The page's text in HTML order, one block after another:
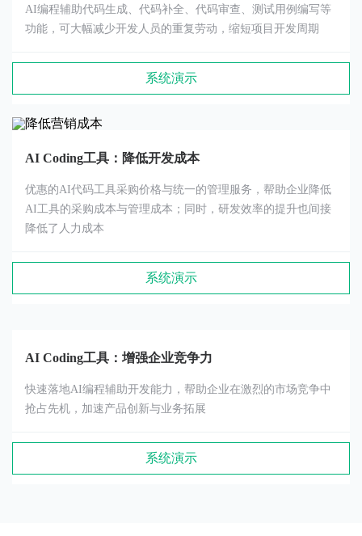
AI编程辅助代码生成、代码补全、代码审查、测试用例编写等
功能，可大幅减少开发人员的重复劳动，缩短项目开发周期
系统演示
AI Coding工具：降低开发成本
优惠的AI代码工具采购价格与统一的管理服务，帮助企业降低
AI工具的采购成本与管理成本；同时，研发效率的提升也间接
降低了人力成本
系统演示
AI Coding工具：增强企业竞争力
快速落地AI编程辅助开发能力，帮助企业在激烈的市场竞争中
抢占先机，加速产品创新与业务拓展
系统演示